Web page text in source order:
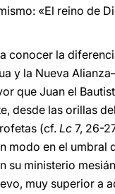
«El reino de
conocer la
y la Nueva
que Juan el
desde las orillas
(cf. Lc 7, 26-
modo en el umbral
su ministerio
muy superior a